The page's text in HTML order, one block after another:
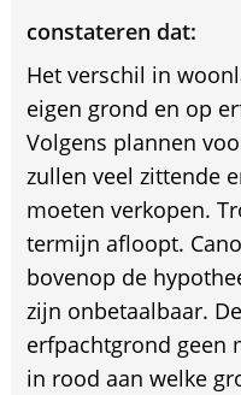
constateren dat:
Het verschil in
eigen grond en op
Volgens plannen
zullen veel zittende
moeten verkopen.
termijn afloopt.
bovenop de
zijn onbetaalbaar.
erfpachtgrond geen
in rood aan welke